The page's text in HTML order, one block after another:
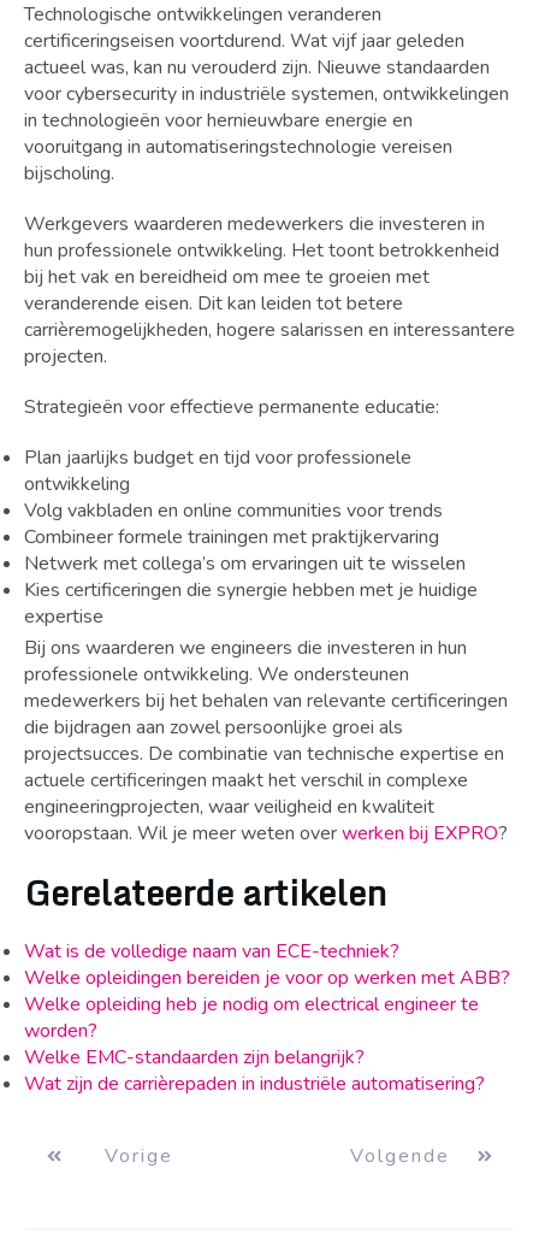
Technologische ontwikkelingen veranderen
certificeringseisen voortdurend. Wat vijf jaar geleden
actueel was, kan nu verouderd zijn. Nieuwe standaarden
voor cybersecurity in industriële systemen, ontwikkelingen
in technologieën voor hernieuwbare energie en
vooruitgang in automatiseringstechnologie vereisen
bijscholing.
Werkgevers waarderen medewerkers die investeren in
hun professionele ontwikkeling. Het toont betrokkenheid
bij het vak en bereidheid om mee te groeien met
veranderende eisen. Dit kan leiden tot betere
carrièremogelijkheden, hogere salarissen en interessantere
projecten.
Strategieën voor effectieve permanente educatie:
Plan jaarlijks budget en tijd voor professionele
ontwikkeling
Volg vakbladen en online communities voor trends
Combineer formele trainingen met praktijkervaring
Netwerk met collega’s om ervaringen uit te wisselen
Kies certificeringen die synergie hebben met je huidige
expertise
Bij ons waarderen we engineers die investeren in hun
professionele ontwikkeling. We ondersteunen
medewerkers bij het behalen van relevante certificeringen
die bijdragen aan zowel persoonlijke groei als
projectsucces. De combinatie van technische expertise en
actuele certificeringen maakt het verschil in complexe
engineeringprojecten, waar veiligheid en kwaliteit
vooropstaan. Wil je meer weten overwerken bij EXPRO?
Gerelateerde artikelen
Wat is de volledige naam van ECE-techniek?
Welke opleidingen bereiden je voor op werken met ABB?
Welke opleiding heb je nodig om electrical engineer te
worden?
Welke EMC-standaarden zijn belangrijk?
Wat zijn de carrièrepaden in industriële automatisering?
Vorige Volgende